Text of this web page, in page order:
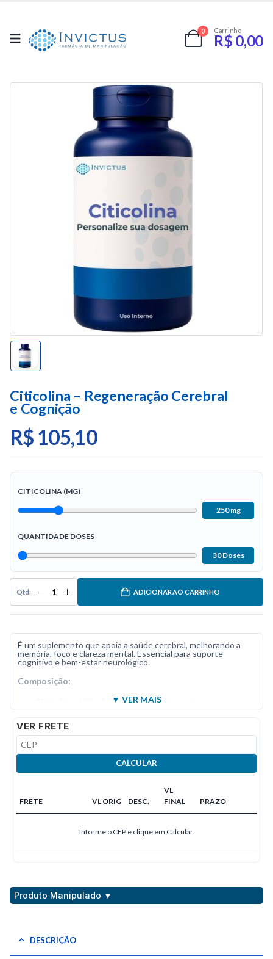
0 Carrinho
R$ 0,00
Citicolina – Regeneração Cerebral
e Cognição
R$ 105,10
CITICOLINA (MG)
250 mg
QUANTIDADE DOSES
30 Doses
ADICIONAR AO CARRINHO
É um suplemento que apoia a saúde cerebral, melhorando a
memória, foco e clareza mental. Essencial para suporte
cognitivo e bem-estar neurológico.
Composição:
: 100 a 500mg (ajuste a cima a dosagem e
quantidade)
VER FRETE
CALCULAR
FRETE VL ORIG DESC.
VL
FINAL
PRAZO
Informe o CEP e clique em Calcular.
Produto Manipulado ▼
DESCRIÇÃO